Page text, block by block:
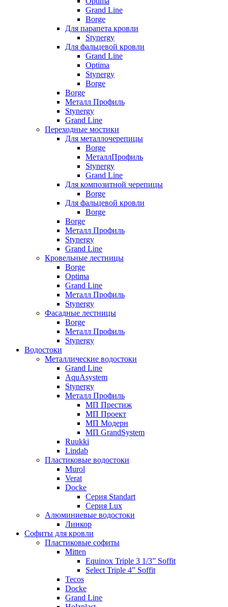
Grand Line
Borge
Для парапета кровли
Stynergy
Для фальцевой кровли
Grand Line
Optima
Stynergy
Borge
Borge
Металл Профиль
Stynergy
Grand Line
Переходные мостики
Для металлочерепицы
Borge
МеталлПрофиль
Stynergy
Grand Line
Для композитной черепицы
Borge
Для фальцевой кровли
Borge
Borge
Металл Профиль
Stynergy
Grand Line
Кровельные лестницы
Borge
Optima
Grand Line
Металл Профиль
Stynergy
Фасадные лестницы
Borge
Металл Профиль
Stynergy
Водостоки
Металлические водостоки
Grand Line
AquAsystem
Stynergy
Металл Профиль
МП Престиж
МП Проект
МП Модерн
МП GrandSystem
Ruukki
Lindab
Пластиковые водостоки
Murol
Verat
Docke
Серия Standart
Серия Lux
Алюминиевые водостоки
Линкор
Софиты для кровли
Пластиковые софиты
Mitten
Equinox Triple 3 1/3” Soffit
Select Triple 4” Soffit
Tecos
Docke
Grand Line